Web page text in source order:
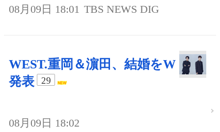
08月09日 18:01 TBS NEWS DIG
WEST.重岡＆濵田、結婚をW
発表
29
08月09日 18:02